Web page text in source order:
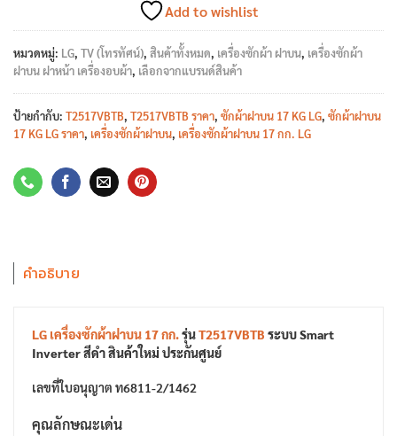
Add to wishlist
หมวดหมู่: LG, TV (โทรทัศน์), สินค้าทั้งหมด, เครื่องซักผ้า ฝาบน, เครื่องซักผ้า
ฝาบน ฝาหน้า เครื่องอบผ้า, เลือกจากแบรนด์สินค้า
ป้ายกำกับ: T2517VBTB, T2517VBTB ราคา, ซักผ้าฝาบน 17 KG LG, ซักผ้าฝาบน
17 KG LG ราคา, เครื่องซักผ้าฝาบน, เครื่องซักผ้าฝาบน 17 กก. LG
คำอธิบาย
LG เครื่องซักผ้าฝาบน 17 กก.รุ่นT2517VBTB ระบบ Smart
Inverter สีดำ สินค้าใหม่ ประกันศูนย์
เลขที่ใบอนุญาต ท6811-2/1462
คุณลักษณะเด่น